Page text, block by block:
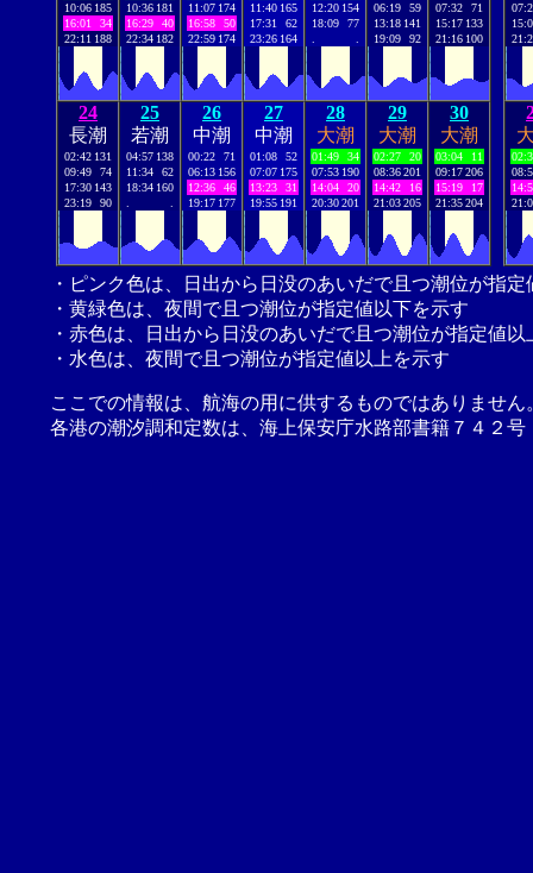
10:06 185
16:01
34
22:11 188
10:36 181
16:29
40
22:34 182
11:07 174
16:58
50
22:59 174
11:40 165
17:31
62
23:26 164
12:20 154
18:09
77
06:19
59
13:18 141
19:09
92
07:32
71
15:17 133
21:16 100
24
長潮
02:42 131
09:49
74
17:30 143
23:19
90
25
若潮
04:57 138
11:34
62
18:34 160
26
中潮
00:22
71
06:13 156
12:36
46
19:17 177
27
中潮
01:08
52
07:07 175
13:23
31
19:55 191
28
大潮
01:49
34
07:53 190
14:04
20
20:30201
29
大潮
02:27
20
08:36201
14:42
16
21:03205
30
大潮
03:04
11
09:17206
15:19
17
21:35204
・ピンク色は、日出から日没のあいだで且つ潮位が指
・黄緑色は、夜間で且つ潮位が指定値以下を示す
・赤色は、日出から日没のあいだで且つ潮位が指定値以
・水色は、夜間で且つ潮位が指定値以上を示す
ここでの情報は、航海の用に供するものではありませ
各港の潮汐調和定数は、海上保安庁水路部書籍７４２